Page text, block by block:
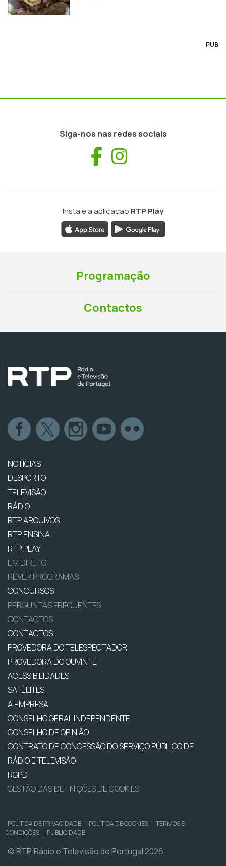
PUB
Siga-nos nas redes sociais
Facebook
Instale a aplicação RTP Play
Programação
Contactos
NOTÍCIAS
DESPORTO
TELEVISÃO
RÁDIO
RTP ARQUIVOS
RTP ENSINA
RTP PLAY
EM DIRETO
REVER PROGRAMAS
CONCURSOS
PERGUNTAS FREQUENTES
CONTACTOS
CONTACTOS
PROVEDORA DO TELESPECTADOR
PROVEDORA DO OUVINTE
ACESSIBILIDADES
SATÉLITES
A EMPRESA
CONSELHO GERAL INDEPENDENTE
CONSELHO DE OPINIÃO
CONTRATO DE CONCESSÃO DO SERVIÇO PÚBLICO DE
RÁDIO E TELEVISÃO
RGPD
GESTÃO DAS DEFINIÇÕES DE COOKIES
POLÍTICA DE PRIVACIDADE | POLÍTICA DE COOKIES | TERMOS E
CONDIÇÕES | PUBLICIDADE
© RTP, Rádio e Televisão de Portugal 2026